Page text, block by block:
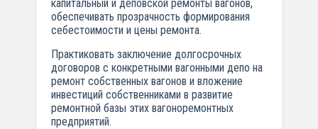
капитальный и деповской ремонты вагонов,
обеспечивать прозрачность формирования
себестоимости и цены ремонта.
Практиковать заключение долгосрочных
договоров с конкретными вагонными депо на
ремонт собственных вагонов и вложение
инвестиций собственниками в развитие
ремонтной базы этих вагоноремонтных
предприятий.